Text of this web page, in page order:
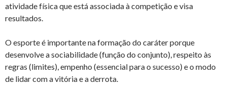
atividade física que está associada à competição e visa
resultados.
O esporte é importante na formação do caráter porque
desenvolve a sociabilidade (função do conjunto), respeito às
regras (limites), empenho (essencial para o sucesso) e o modo
de lidar com a vitória e a derrota.